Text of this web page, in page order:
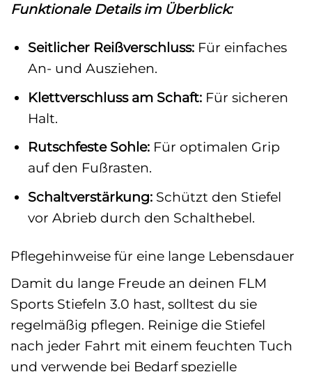
Funktionale Details im Überblick:
Seitlicher Reißverschluss:Für einfaches
An- und Ausziehen.
Klettverschluss am Schaft:Für sicheren
Halt.
Rutschfeste Sohle:Für optimalen Grip
auf den Fußrasten.
Schaltverstärkung:Schützt den Stiefel
vor Abrieb durch den Schalthebel.
Pflegehinweise für eine lange Lebensdauer
Damit du lange Freude an deinen FLM
Sports Stiefeln 3.0 hast, solltest du sie
regelmäßig pflegen. Reinige die Stiefel
nach jeder Fahrt mit einem feuchten Tuch
und verwende bei Bedarf spezielle